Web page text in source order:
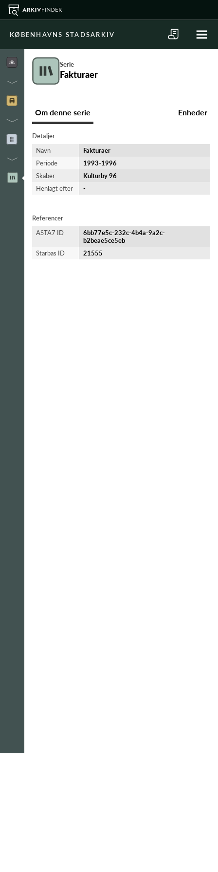
KØBENHAVNS STADSARKIV
Serie
Fakturaer
Om denne serie Enheder
Detaljer
Navn
Fakturaer
Periode
1993-​1996
Skaber
Kulturby 96
Henlagt efter
-
Referencer
ASTA7 ID
6bb77e5c-232c-4b4a-9a2c-
b2beae5ce5eb
Starbas ID
21555